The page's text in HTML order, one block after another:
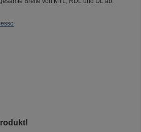
0 von 5 Sternen